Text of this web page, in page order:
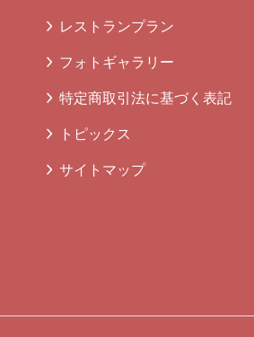
レストランプラン
フォトギャラリー
特定商取引法に基づく表記
トピックス
サイトマップ